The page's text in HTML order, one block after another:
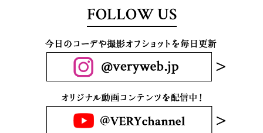
FOLLOW US